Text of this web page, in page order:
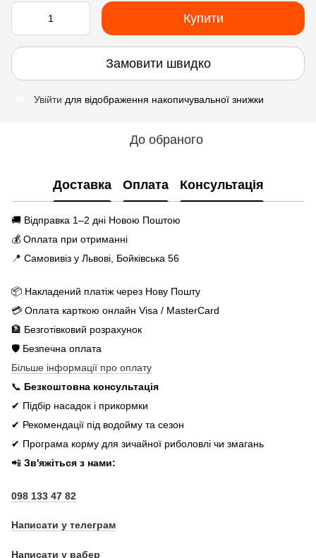
Купити
Замовити швидко
Увійти для відображення накопичувальної знижки
До обраного
Доставка Оплата Консультація
🚚 Відправка 1–2 дні Новою Поштою
💰 Оплата при отриманні
📍 Самовивіз у Львові, Бойківська 56
📦 Накладений платіж через Нову Пошту
💳 Оплата карткою онлайн Visa / MasterCard
🏦 Безготівковий розрахунок
🛡️ Безпечна оплата
Більше інформації про оплату
📞 Безкоштовна консультація
✔ Підбір насадок і прикормки
✔ Рекомендації під водойму та сезон
✔ Програма корму для зичайної риболовлі чи змагань
📲 Зв'яжіться з нами:
098 133 47 82
Написати у телеграм
Написати у вабер